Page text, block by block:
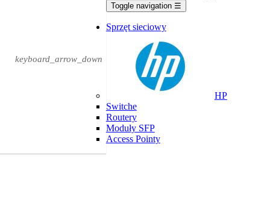
keyboard_arrow_down
Toggle navigation ☰
Sprzęt sieciowy
HP
Switche
Routery
Moduły SFP
Access Pointy